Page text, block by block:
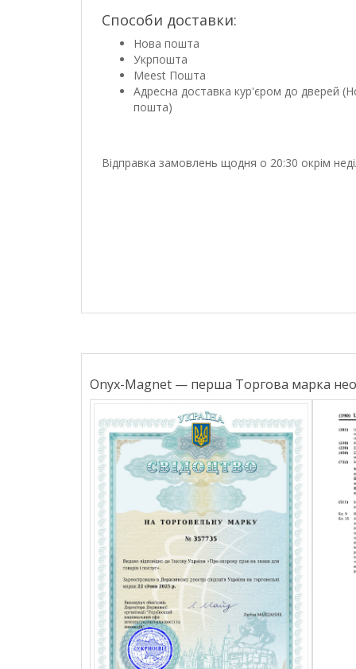
Способи доставки:
Нова пошта
Укрпошта
Meest Пошта
Адресна доставка кур'єром до дверей
пошта)
Відправка замовлень щодня о 20:30 окрім
Onyx-Magnet — перша Торгова марка